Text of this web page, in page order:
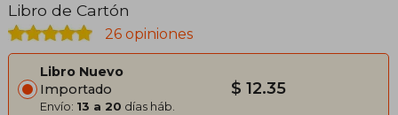
Libro de Cartón
26 opiniones
Libro Nuevo
Importado
Envío: 13 a 20 días háb.
$ 12.35